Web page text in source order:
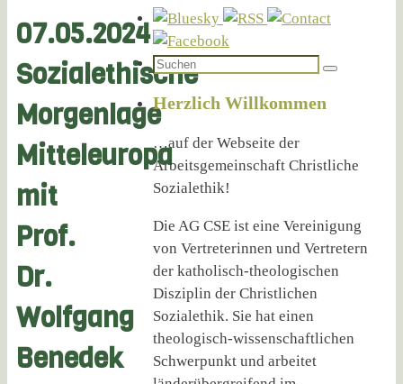
07.05.2024
Sozialethische
Morgenlage
Mitteleuropa
mit
Prof.
Dr.
Wolfgang
Benedek
Suchen
nach:
Suchen
Herzlich Willkommen
…auf der Webseite der
Arbeitsgemeinschaft Christliche
Sozialethik!
Die AG CSE ist eine Vereinigung
von Vertreterinnen und Vertretern
der katholisch-theologischen
Disziplin der Christlichen
Sozialethik. Sie hat einen
theologisch-wissenschaftlichen
Schwerpunkt und arbeitet